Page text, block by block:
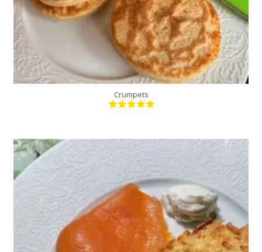
Crumpets
4 personnes
35 Min